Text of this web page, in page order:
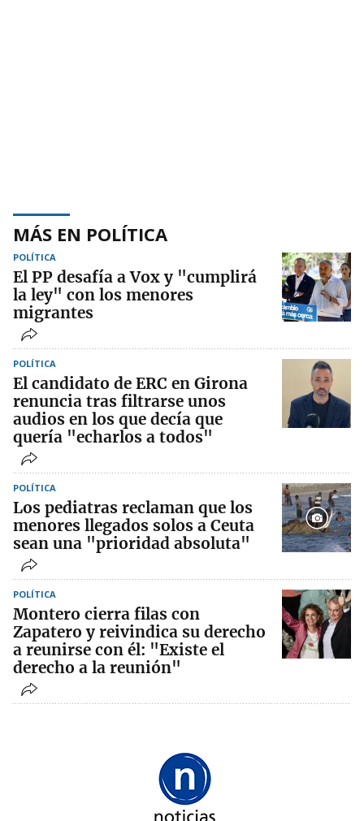
MÁS EN POLÍTICA
POLÍTICA
El PP desafía a Vox y "cumplirá
la ley" con los menores
migrantes
POLÍTICA
El candidato de ERC en Girona
renuncia tras filtrarse unos
audios en los que decía que
quería "echarlos a todos"
POLÍTICA
Los pediatras reclaman que los
menores llegados solos a Ceuta
sean una "prioridad absoluta"
POLÍTICA
Montero cierra filas con
Zapatero y reivindica su derecho
a reunirse con él: "Existe el
derecho a la reunión"